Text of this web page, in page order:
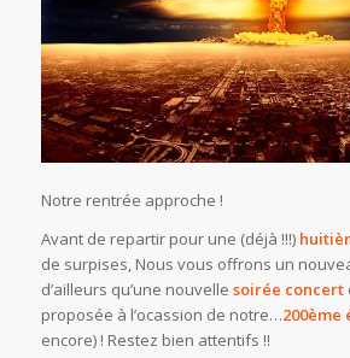
Notre rentrée approche !
Avant de repartir pour une (déjà !!!)
de surpises, Nous vous offrons un
d’ailleurs qu’une nouvelle soirée concert
proposée à l’ocassion de notre…200ème
encore) ! Restez bien attentifs !!